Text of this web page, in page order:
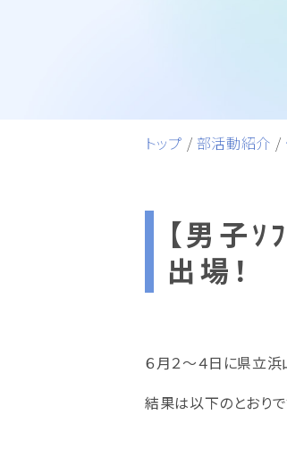
トップ / 部活動紹介 /
【男子
出場！
６月２～４日に県立
結果は以下のとおりで